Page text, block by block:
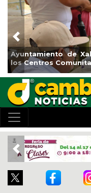
de Xalapa
Comunitarios
Previous
Previous